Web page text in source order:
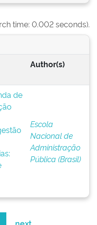
time: 0.002 seconds).
Author(s)
de
Escola
Nacional de
Administração
Pública (Brasil)